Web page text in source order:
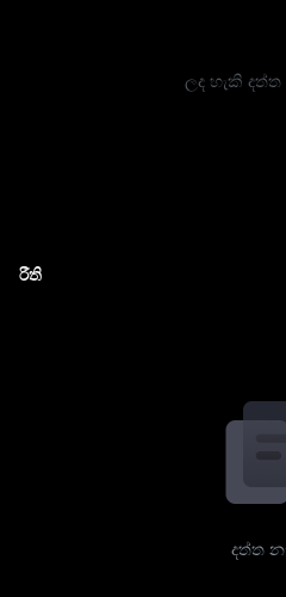
ලද හැකි
රීති
දත්ත